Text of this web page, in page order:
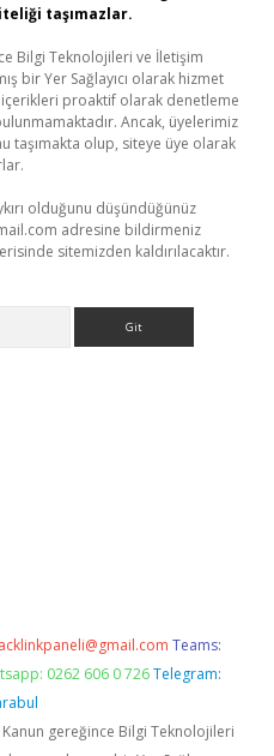
taşımazlar.
Bilgi Teknolojileri ve İletişim
bir Yer Sağlayıcı olarak hizmet
proaktif olarak denetleme
Ancak, üyelerimiz
taşımakta olup, siteye üye olarak
olduğunu düşündüğünüz
adresine bildirmeniz
sitemizden kaldırılacaktır.
Teams:
0262 606 0 726 Telegram:
Kanun gereğince Bilgi Teknolojileri